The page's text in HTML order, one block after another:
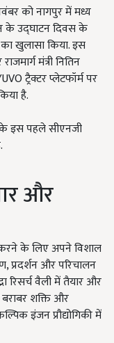
नवंबर को नागपुर में मध्य
के उद्घाटन दिवस के
खुलासा किया. इस
मंत्री नितिन
ट्रैक्टर प्लेटफॉर्म पर
है.
इस पहले सीएनजी
और
करने के लिए अपने विशाल
प्रदर्शन और परिचालन
रिसर्च वैली में तैयार और
शक्ति और
इंजन प्रौद्योगिकी में